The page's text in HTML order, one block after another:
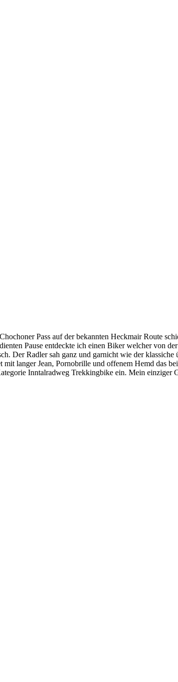
Pass auf der bekannten Heckmair Route
Pause entdeckte ich einen Biker welcher von
Der Radler sah ganz und garnicht wie der
langer Jean, Pornobrille und offenem Hemd das
Inntalradweg Trekkingbike ein. Mein einziger